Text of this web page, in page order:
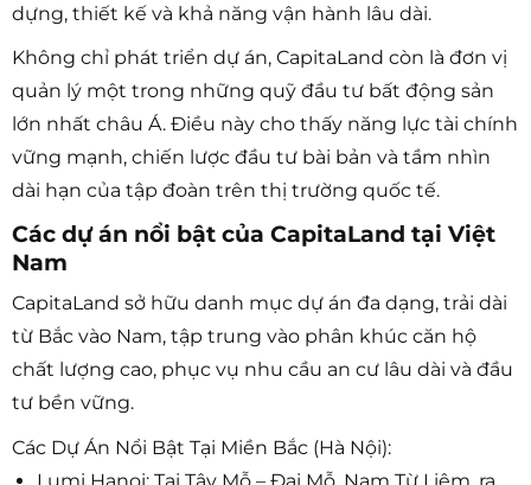
dựng, thiết kế và khả năng vận hành lâu dài.
Không chỉ phát triển dự án, CapitaLand còn là đơn vị
quản lý một trong những quỹ đầu tư bất động sản
lớn nhất châu Á. Điều này cho thấy năng lực tài chính
vững mạnh, chiến lược đầu tư bài bản và tầm nhìn
dài hạn của tập đoàn trên thị trường quốc tế.
Các dự án nổi bật của CapitaLand tại Việt
Nam
CapitaLand sở hữu danh mục dự án đa dạng, trải dài
từ Bắc vào Nam, tập trung vào phân khúc căn hộ
chất lượng cao, phục vụ nhu cầu an cư lâu dài và đầu
tư bền vững.
Các Dự Án Nổi Bật Tại Miền Bắc (Hà Nội):